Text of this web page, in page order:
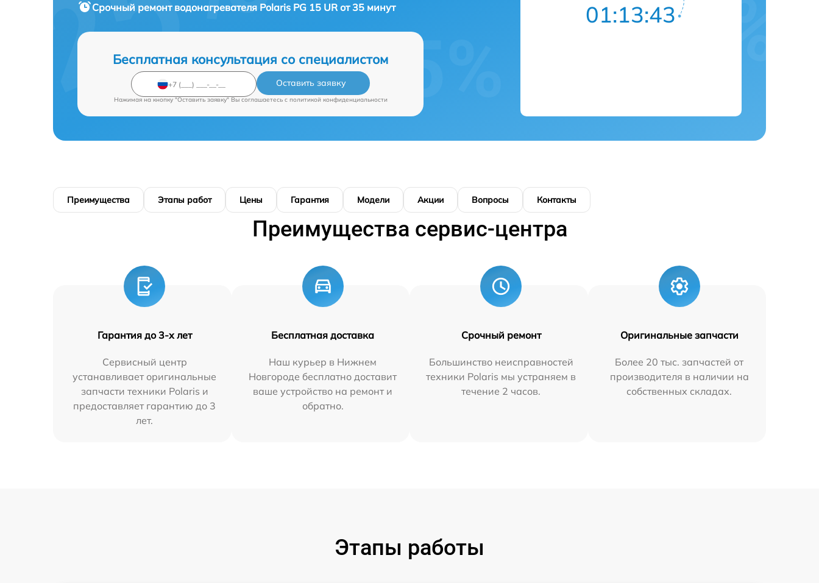
Срочный ремонт водонагревателя Polaris PG 15 UR от 35 минут
Бесплатная консультация со специалистом
Оставить заявку
Нажимая на кнопку "Оставить заявку" Вы соглашаетесь c политикой конфиденциальности
01:13:42
Преимущества Этапы работ Цены Гарантия Модели Акции Вопросы Контакты
Преимущества сервис-центра
Гарантия до 3-х лет
Сервисный центр
устанавливает оригинальные
запчасти техники Polaris и
предоставляет гарантию до 3
лет.
Бесплатная доставка
Наш курьер в Нижнем
Новгороде бесплатно доставит
ваше устройство на ремонт и
обратно.
Срочный ремонт
Большинство неисправностей
техники Polaris мы устраняем в
течение 2 часов.
Оригинальные запчасти
Более 20 тыс. запчастей от
производителя в наличии на
собственных складах.
Этапы работы